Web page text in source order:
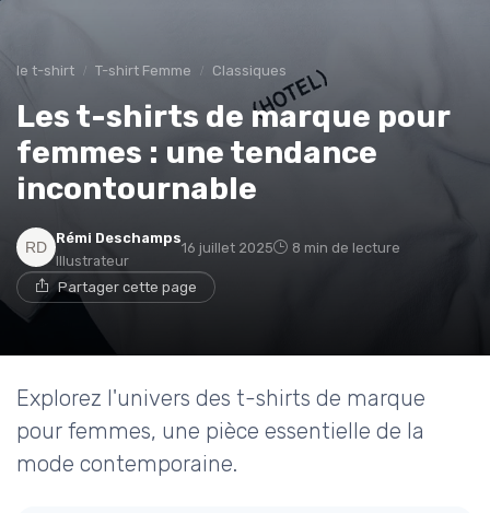
le t-shirt T-shirt Femme Classiques
Les t-shirts de marque pour
femmes : une tendance
incontournable
Rémi Deschamps
Illustrateur
16 juillet 2025 8 min de lecture
Partager cette page
Explorez l'univers des t-shirts de marque
pour femmes, une pièce essentielle de la
mode contemporaine.